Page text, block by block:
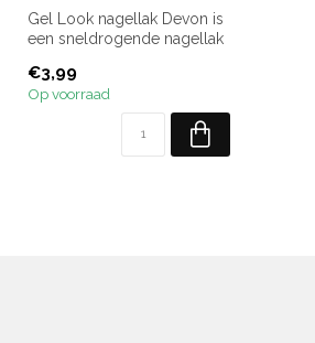
Gel Look nagellak Devon is
een sneldrogende nagellak
Ben je op zoek...
€3,99
Op voorraad